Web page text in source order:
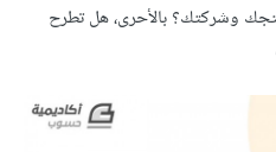
وشركتك؟ بالأحرى، هل تطرح